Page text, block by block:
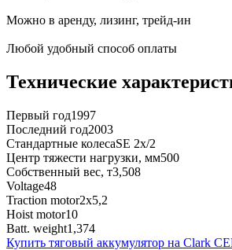
Можно в аренду, лизинг, трейд-ин
Любой удобный способ оплаты
Технические
Первый год1997
Последний год2003
Стандартные колесаSE 2x/2
Центр тяжести нагрузки, мм500
Собственный вес, т3,508
Voltage48
Traction motor2x5,2
Hoist motor10
Batt. weight1,374
Купить тяговый аккумулятор на Clark